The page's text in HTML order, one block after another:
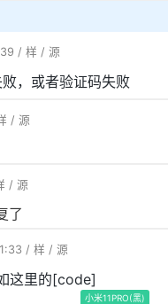
/ 样 / 源
，或者验证码失败
/ 源
/ 源
了
/ 样 / 源
这里的[code]
小米11PRO(黑)